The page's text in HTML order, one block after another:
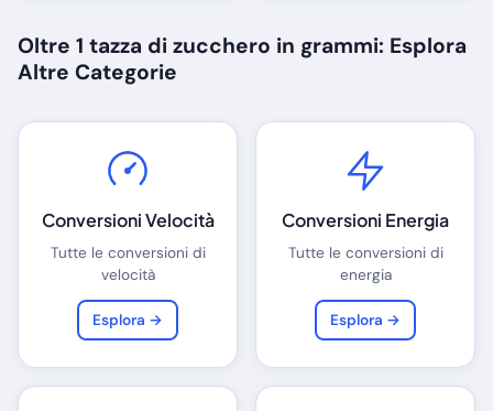
Oltre 1 tazza di zucchero in grammi: Esplora
Altre Categorie
Conversioni Velocità
Tutte le conversioni di
velocità
Esplora →
Conversioni Energia
Tutte le conversioni di
energia
Esplora →